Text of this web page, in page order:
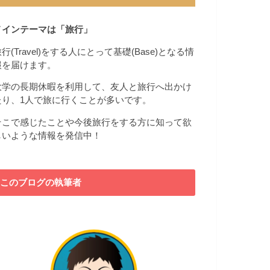
ンテーマは「旅行」
行(Travel)をする人にとって基礎(Base)となる情
届けます。
学の長期休暇を利用して、友人と旅行へ出かけ
、1人で旅に行くことが多いです。
こで感じたことや今後旅行をする方に知って欲
ような情報を発信中！
このブログの執筆者